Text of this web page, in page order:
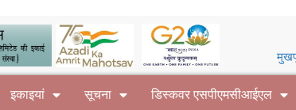
इकाइयां सूचना डिस्कवर एसपीएमसीआईएल